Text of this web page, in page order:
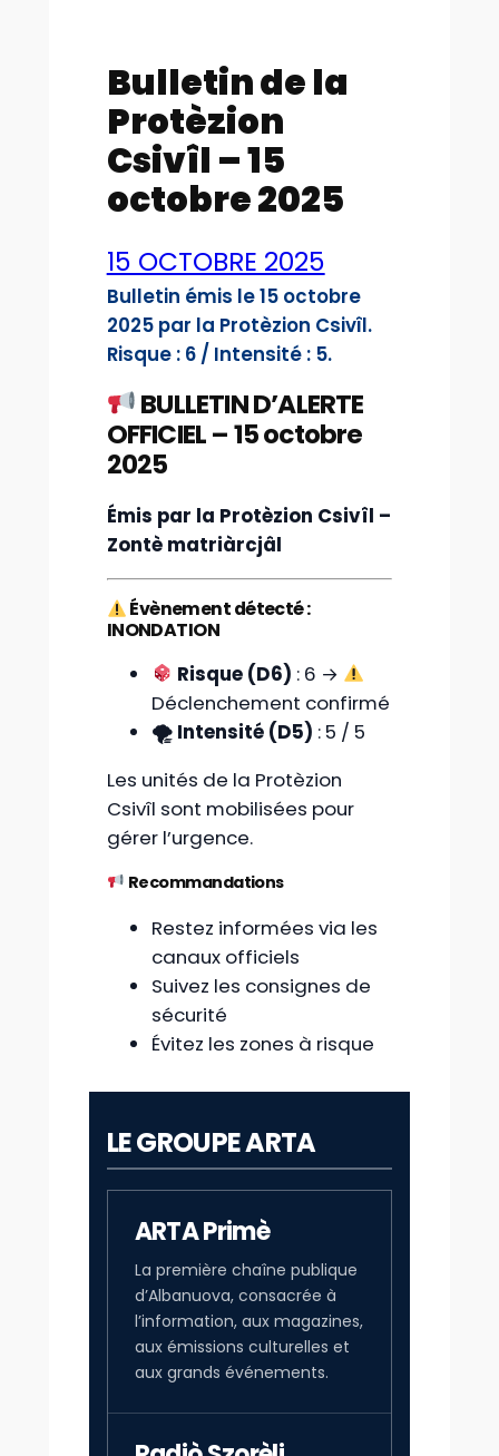
Bulletin de la
Protèzion
Csivîl – 15
octobre 2025
15 OCTOBRE 2025
Bulletin émis le 15 octobre
2025 par la Protèzion Csivîl.
Risque : 6 / Intensité : 5.
BULLETIN D’ALERTE
OFFICIEL – 15 octobre
2025
Émis par la Protèzion Csivîl –
Zontè matriàrcjâl
Évènement détecté :
INONDATION
Risque (D6) : 6 →
Déclenchement confirmé
🌪 Intensité (D5) : 5 / 5
Les unités de la Protèzion
Csivîl sont mobilisées pour
gérer l’urgence.
Recommandations
Restez informées via les
canaux officiels
Suivez les consignes de
sécurité
Évitez les zones à risque
LE GROUPE ARTA
ARTA Primè
La première chaîne publique
d’Albanuova, consacrée à
l’information, aux magazines,
aux émissions culturelles et
aux grands événements.